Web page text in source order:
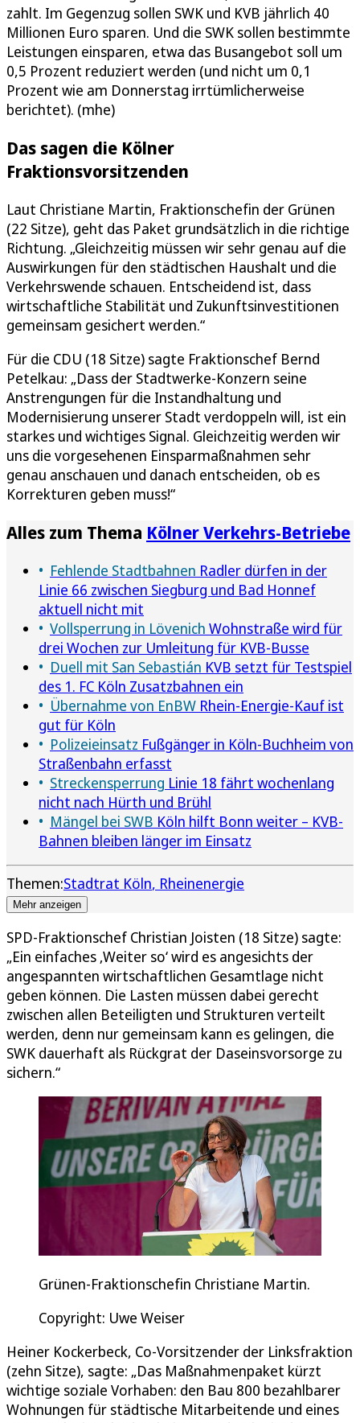
zahlt. Im Gegenzug sollen SWK und KVB jährlich 40
Millionen Euro sparen. Und die SWK sollen bestimmte
Leistungen einsparen, etwa das Busangebot soll um
0,5 Prozent reduziert werden (und nicht um 0,1
Prozent wie am Donnerstag irrtümlicherweise
berichtet). (mhe)
Das sagen die Kölner
Fraktionsvorsitzenden
Laut Christiane Martin, Fraktionschefin der Grünen
(22 Sitze), geht das Paket grundsätzlich in die richtige
Richtung. „Gleichzeitig müssen wir sehr genau auf die
Auswirkungen für den städtischen Haushalt und die
Verkehrswende schauen. Entscheidend ist, dass
wirtschaftliche Stabilität und Zukunftsinvestitionen
gemeinsam gesichert werden.“
Für die CDU (18 Sitze) sagte Fraktionschef Bernd
Petelkau: „Dass der Stadtwerke-Konzern seine
Anstrengungen für die Instandhaltung und
Modernisierung unserer Stadt verdoppeln will, ist ein
starkes und wichtiges Signal. Gleichzeitig werden wir
uns die vorgesehenen Einsparmaßnahmen sehr
genau anschauen und danach entscheiden, ob es
Korrekturen geben muss!“
Alles zum Thema Kölner Verkehrs-Betriebe
Fehlende Stadtbahnen Radler dürfen in der
Linie 66 zwischen Siegburg und Bad Honnef
aktuell nicht mit
Vollsperrung in Lövenich Wohnstraße wird für
drei Wochen zur Umleitung für KVB-Busse
Duell mit San Sebastián KVB setzt für Testspiel
des 1. FC Köln Zusatzbahnen ein
Übernahme von EnBW Rhein-Energie-Kauf ist
gut für Köln
Polizeieinsatz Fußgänger in Köln-Buchheim von
Straßenbahn erfasst
Streckensperrung Linie 18 fährt wochenlang
nicht nach Hürth und Brühl
Mängel bei SWB Köln hilft Bonn weiter – KVB-
Bahnen bleiben länger im Einsatz
Themen:Stadtrat Köln Rheinenergie
Mehr anzeigen
SPD-Fraktionschef Christian Joisten (18 Sitze) sagte:
„Ein einfaches ‚Weiter so‘ wird es angesichts der
angespannten wirtschaftlichen Gesamtlage nicht
geben können. Die Lasten müssen dabei gerecht
zwischen allen Beteiligten und Strukturen verteilt
werden, denn nur gemeinsam kann es gelingen, die
SWK dauerhaft als Rückgrat der Daseinsvorsorge zu
sichern.“
Grünen-Fraktionschefin Christiane Martin.
Copyright: Uwe Weiser
Heiner Kockerbeck, Co-Vorsitzender der Linksfraktion
(zehn Sitze), sagte: „Das Maßnahmenpaket kürzt
wichtige soziale Vorhaben: den Bau 800 bezahlbarer
Wohnungen für städtische Mitarbeitende und eines